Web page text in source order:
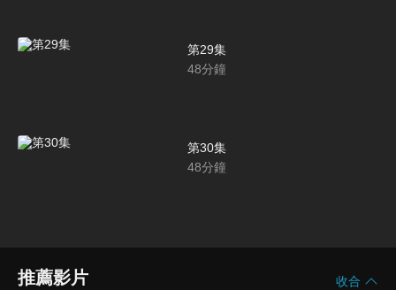
第29集
48分鐘
第30集
48分鐘
推薦影片 收合